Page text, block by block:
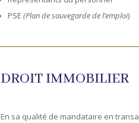
PSE (Plan de sauvegarde de l’emploi)
DROIT IMMOBILIER
En sa qualité de mandataire en